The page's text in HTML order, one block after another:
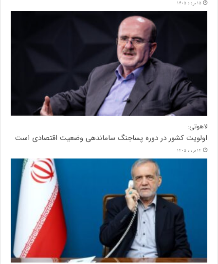
15 مرداد 1405
لاهوتی:
اولویت کشور در دوره پساجنگ ساماندهی وضعیت اقتصادی است
14 مرداد 1405